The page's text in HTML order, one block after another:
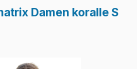
Damen koralle S